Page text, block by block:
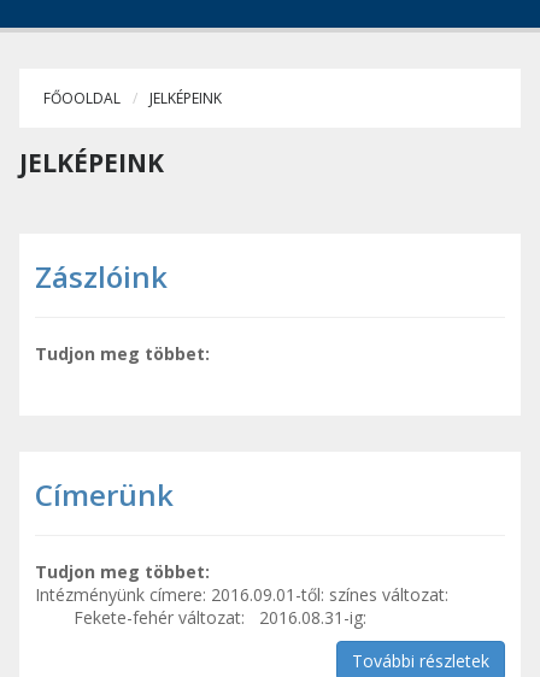
FŐOOLDAL JELKÉPEINK
JELKÉPEINK
Zászlóink
Tudjon meg többet:
Címerünk
Tudjon meg többet:
Intézményünk címere: 2016.09.01-től: színes változat:
Fekete-fehér változat: 2016.08.31-ig:
További részletek